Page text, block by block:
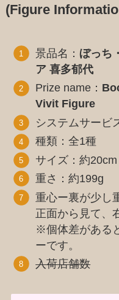
(Figure
景品名：ぼっち
ア 喜多郁代
Prize name：
Vivit Figure
システムサービ
種類：全1種
サイズ：約20cm
重さ：約199g
重心ー裏が少し
正面から見て、
※個体差がある
ーです。
入荷店舗数